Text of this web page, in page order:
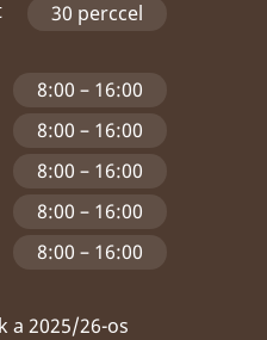
30 perccel
8:00 – 16:00
8:00 – 16:00
8:00 – 16:00
8:00 – 16:00
8:00 – 16:00
a 2025/26-os